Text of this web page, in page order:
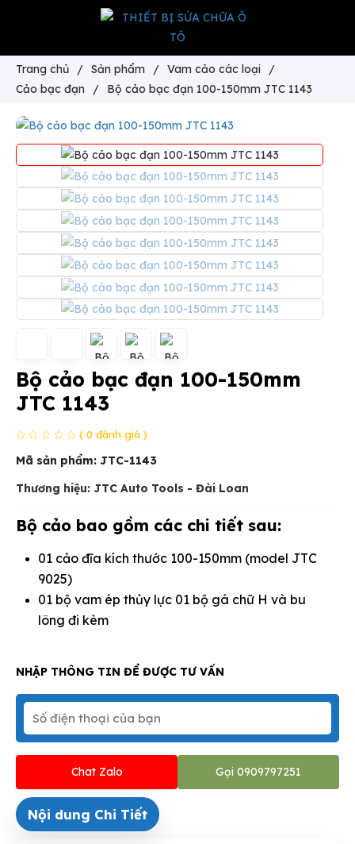
Trang chủ / Sản phẩm / Vam cảo các loại
/
Cảo bạc đạn
/ Bộ cảo bạc đạn 100-150mm JTC 1143
Bộ cảo bạc đạn 100-150mm
JTC 1143
( 0 đánh giá )
Mã sản phẩm: JTC-1143
Thương hiệu: JTC Auto Tools - Đài Loan
Bộ cảo bao gồm các chi tiết sau:
01 cảo đĩa kích thước 100-150mm (model JTC
9025)
01 bộ vam ép thủy lực 01 bộ gá chữ H và bu
lông đi kèm
NHẬP THÔNG TIN ĐỂ ĐƯỢC TƯ VẤN
Chat Zalo Gọi 0909797251
Nội dung Chi Tiết